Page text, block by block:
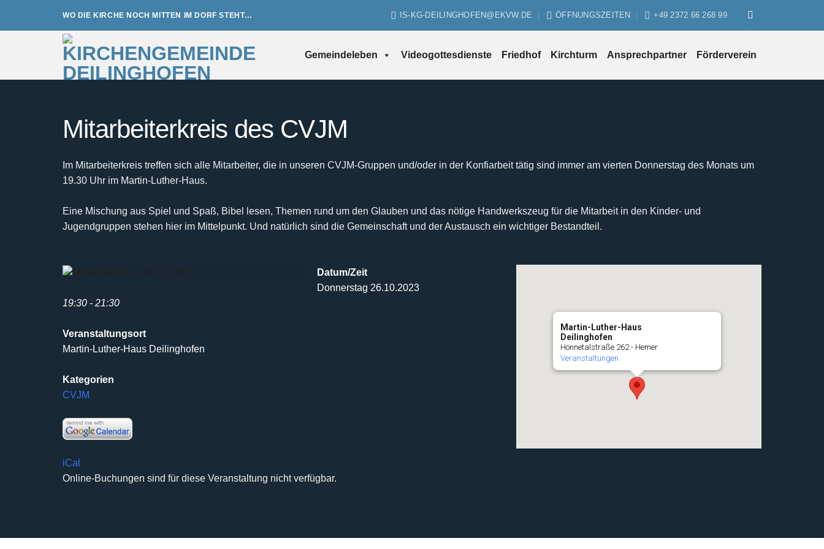
WO DIE KIRCHE NOCH MITTEN IM DORF STEHT… IS-KG-DEILINGHOFEN@EKVW.DE ÖFFNUNGSZEITEN +49 2372 66 268 99
Gemeindeleben Videogottesdienste Friedhof Kirchturm Ansprechpartner Förderverein
Mitarbeiterkreis des CVJM
Im Mitarbeiterkreis treffen sich alle Mitarbeiter, die in unseren CVJM-Gruppen und/oder in der Konfiarbeit tätig sind immer am vierten Donnerstag des Monats um
19.30 Uhr im Martin-Luther-Haus.
Eine Mischung aus Spiel und Spaß, Bibel lesen, Themen rund um den Glauben und das nötige Handwerkszeug für die Mitarbeit in den Kinder- und
Jugendgruppen stehen hier im Mittelpunkt. Und natürlich sind die Gemeinschaft und der Austausch ein wichtiger Bestandteil.
Martin-Luther-Haus
Deilinghofen
Hönnetalstraße 262 - Hemer
Veranstaltungen
Datum/Zeit
Donnerstag 26.10.2023
19:30 - 21:30
Veranstaltungsort
Martin-Luther-Haus Deilinghofen
Kategorien
CVJM
iCal
Online-Buchungen sind für diese Veranstaltung nicht verfügbar.